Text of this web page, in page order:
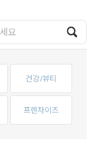
건강/뷰티
프렌차이즈